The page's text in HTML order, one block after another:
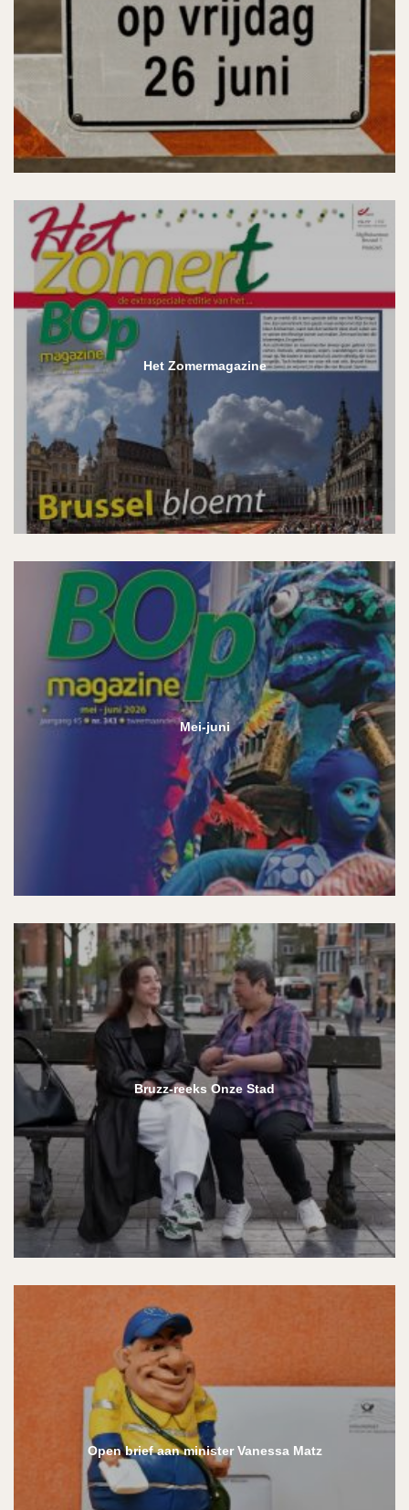
Het Zomermagazine
Mei-juni
Bruzz-reeks Onze Stad
Open brief aan minister Vanessa Matz